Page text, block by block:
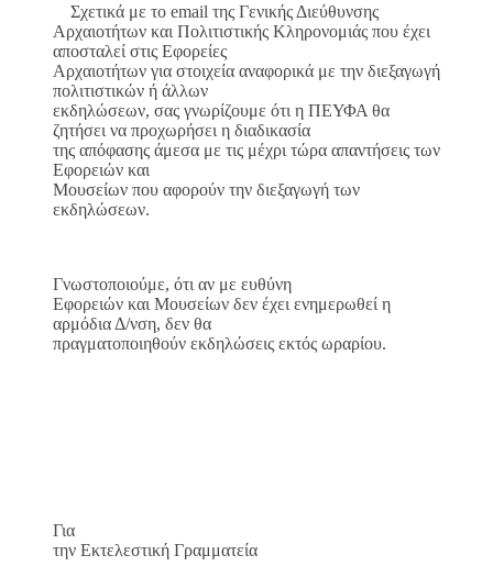
Σχετικά με το email της Γενικής Διεύθυνσης
Αρχαιοτήτων και Πολιτιστικής Κληρονομιάς που έχει
αποσταλεί στις Εφορείες
Αρχαιοτήτων για στοιχεία αναφορικά με την διεξαγωγή
πολιτιστικών ή άλλων
εκδηλώσεων, σας γνωρίζουμε ότι η ΠΕΥΦΑ θα
ζητήσει να προχωρήσει η διαδικασία
της απόφασης άμεσα με τις μέχρι τώρα απαντήσεις των
Εφορειών και
Μουσείων που αφορούν την διεξαγωγή των
εκδηλώσεων.
Γνωστοποιούμε, ότι αν με ευθύνη
Εφορειών και Μουσείων δεν έχει ενημερωθεί η
αρμόδια Δ/νση, δεν θα
πραγματοποιηθούν εκδηλώσεις εκτός ωραρίου.
Για
την Εκτελεστική Γραμματεία